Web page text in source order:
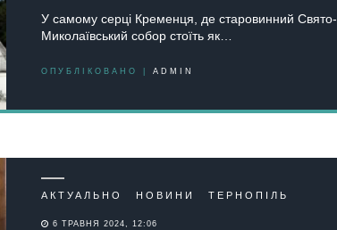
У самому серці Кременця, де старовинний Свято-
Миколаївський собор стоїть як…
ОПУБЛІКОВАНО | ADMIN
АКТУАЛЬНО НОВИНИ ТЕРНОПІЛЬ
6 ТРАВНЯ 2024, 12:06